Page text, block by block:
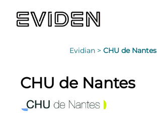
Evidian > CHU de Nantes
CHU de Nantes